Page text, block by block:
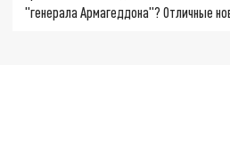
"генерала Армагеддона"? Отличные